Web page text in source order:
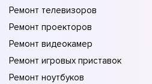
Ремонт телевизоров
Ремонт проекторов
Ремонт видеокамер
Ремонт игровых приставок
Ремонт ноутбуков